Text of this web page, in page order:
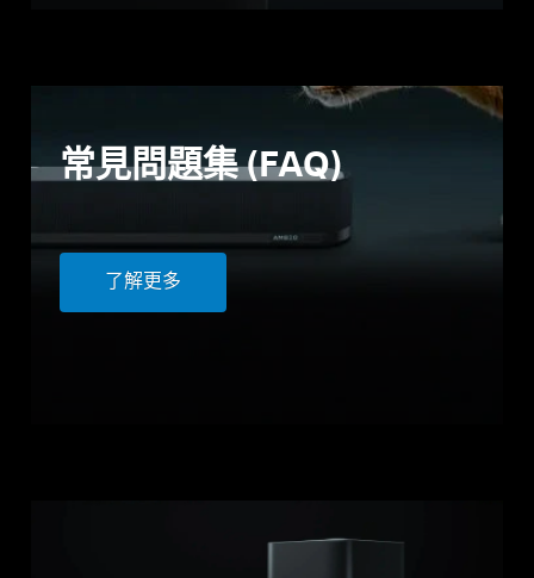
常見問題集 (FAQ)
了解更多